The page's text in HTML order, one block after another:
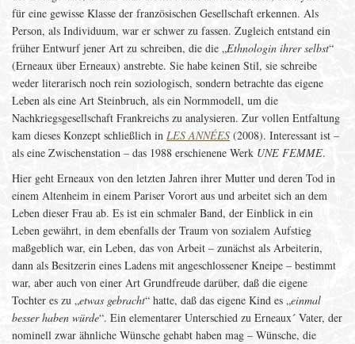
für eine gewisse Klasse der französischen Gesellschaft erkennen. Als
Person, als Individuum, war er schwer zu fassen. Zugleich entstand ein
früher Entwurf jener Art zu schreiben, die die „Ethnologin ihrer selbst“
(Erneaux über Erneaux) anstrebte. Sie habe keinen Stil, sie schreibe
weder literarisch noch rein soziologisch, sondern betrachte das eigene
Leben als eine Art Steinbruch, als ein Normmodell, um die
Nachkriegsgesellschaft Frankreichs zu analysieren. Zur vollen Entfaltung
kam dieses Konzept schließlich in LES ANNÉES (2008). Interessant ist –
als eine Zwischenstation – das 1988 erschienene Werk UNE FEMME.
Hier geht Erneaux von den letzten Jahren ihrer Mutter und deren Tod in
einem Altenheim in einem Pariser Vorort aus und arbeitet sich an dem
Leben dieser Frau ab. Es ist ein schmaler Band, der Einblick in ein
Leben gewährt, in dem ebenfalls der Traum von sozialem Aufstieg
maßgeblich war, ein Leben, das von Arbeit – zunächst als Arbeiterin,
dann als Besitzerin eines Ladens mit angeschlossener Kneipe – bestimmt
war, aber auch von einer Art Grundfreude darüber, daß die eigene
Tochter es zu „etwas gebracht“ hatte, daß das eigene Kind es „einmal
besser haben würde“. Ein elementarer Unterschied zu Erneaux´ Vater, der
nominell zwar ähnliche Wünsche gehabt haben mag – Wünsche, die